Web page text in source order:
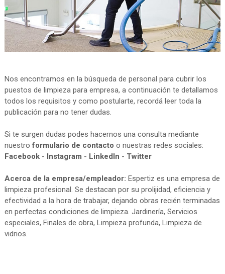
Nos encontramos en la búsqueda de personal para cubrir los
puestos de limpieza para empresa, a continuación te detallamos
todos los requisitos y como postularte, recordá leer toda la
publicación para no tener dudas.
Si te surgen dudas podes hacernos una consulta mediante
nuestroformulario de contacto o nuestras redes sociales:
Facebook- Instagram - LinkedIn - Twitter
Acerca de la empresa/empleador: Espertiz es una empresa de
limpieza profesional. Se destacan por su prolijidad, eficiencia y
efectividad a la hora de trabajar, dejando obras recién terminadas
en perfectas condiciones de limpieza. Jardinería, Servicios
especiales, Finales de obra, Limpieza profunda, Limpieza de
vidrios.